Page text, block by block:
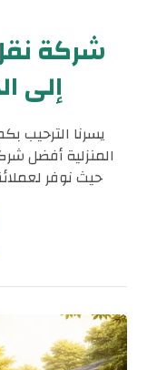
شركة
إلى
يسرنا الترحيب
المنزلية أفضل
حيث نوفر